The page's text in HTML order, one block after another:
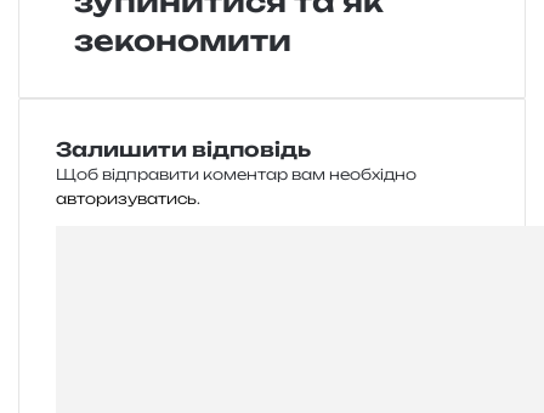
зекономити
Залишити відповідь
Щоб відправити коментар вам необхідно
авторизуватись.